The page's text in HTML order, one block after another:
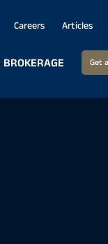
Get
Careers Articles